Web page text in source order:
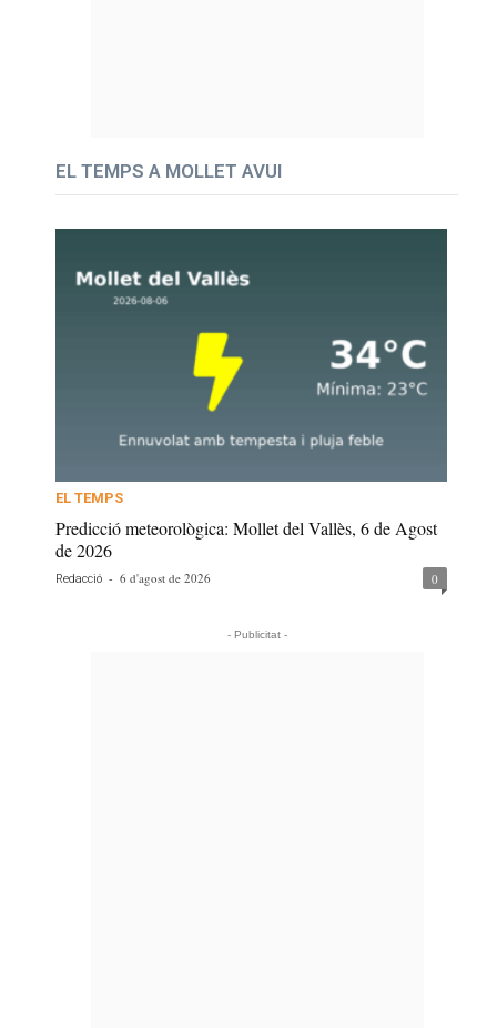
EL TEMPS A MOLLET AVUI
EL TEMPS
Predicció meteorològica: Mollet del Vallès, 6 de Agost
de 2026
Redacció - 6 d'agost de 2026 0
- Publicitat -